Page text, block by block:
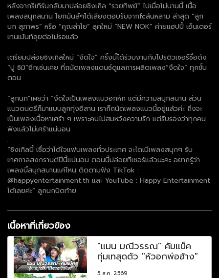
หลังจากรีเทิร์นกลับมาปล่อยซิงเกิล “รวยทิพย์” ไปเมื่อไม่นานนี้ เนื้อ
เพลงสนุกสนาน โยกมันส์ๆได้เสียงตอบรับจากfcล้นหลาม ล่าสุด “ลูก
นก สุภาพร” หรือ “คุณลำไย” ลุคใหม่ “NEW NOK” ค่ายแฮปปี้ เอ็นเตอร์
เทนเม้นท์ลุยต่อไม่รอแล้ว
.
เตรียมปล่อยซิงเกิลใหม่ “งึดใจ” ครั้งนี้ได้ร่วมงานกับโปรดิวเซอร์ชื่อดัง
“ปู ชิมิ”อีกเช่นเคย ที่ถนัดเพลงแดนซ์ดูแลการผลิตเพลง“งึดใจ” ทุกขั้น
ตอน
.
“ลูกนก”เผยว่า “งึดใจเป็นเพลงแนวอกหัก แต่มีความสนุกสนาน ส่วน
แนวดนตรีก็มาแบบลูกทุ่งอีสาน เราก็ถนัดเพลงแนวนี้อยู่แล้วค่ะ ถึงจะ
เป็นเพลงเนื้อหาเศร้า ๆ เพราะคนไม่สมหวังความรัก แต่รับรองว่าทุกคน
ฟังแล้วไม่เศร้าแน่นอน
.
“ซิงเกิลนี้ เชื่อว่าได้ใจแฟนเพลงทั่วประเทศ จะไดเมีเพลงสนุกๆ รับ
เทศกาลสงกรานต์ปีนี้แน่นอน ตอนนี้ปล่อยทีเซอร์แล้วนะคะ อยากรู้ว่า
เพลงนี้สนุกสนานแค่ไหน ติดตามฟัง TikTok :
@happyentertainment.th และ YouTube : Happy Entertainment
ได้เลยค่ะ” ลูกนกปิดท้าย
เนื้อหาที่เกี่ยวข้อง
"แมน มณีวรรณ" คัมแบ็ค
ทุ่มเทสุดตัว "หัวอกพ่อฮ้าง"
5 ส.ค. 2569